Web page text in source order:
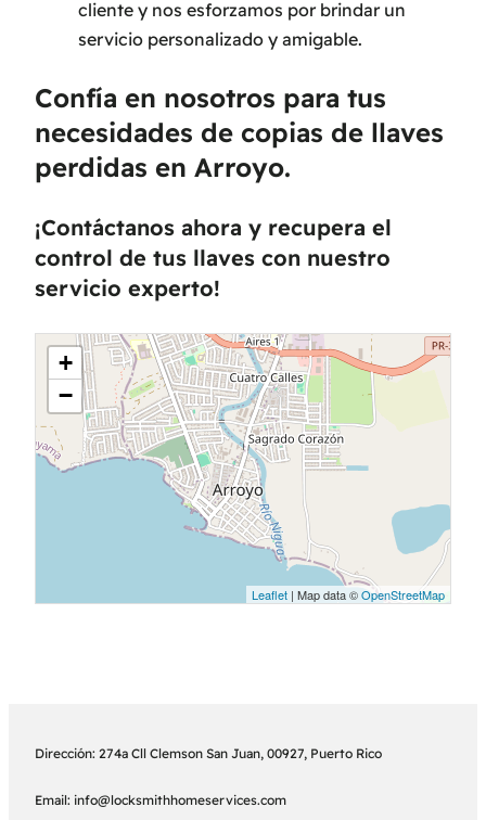
cliente y nos esforzamos por brindar un
servicio personalizado y amigable.
Confía en nosotros para tus
necesidades de copias de llaves
perdidas en Arroyo.
¡Contáctanos ahora y recupera el
control de tus llaves con nuestro
servicio experto!
+
−
Leaflet | Map data ©OpenStreetMap
Dirección: 274a Cll Clemson San Juan, 00927, Puerto Rico
Email: info@locksmithhomeservices.com